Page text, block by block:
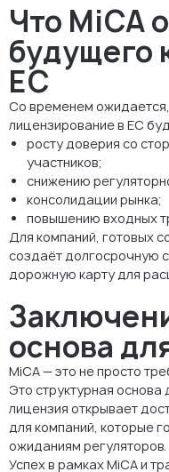
Что MiCA
будущего
ЕС
Со временем ожидается,
лицензирование в ЕС
росту доверия со
участников;
снижению
консолидации рынка;
повышению входных
Для компаний, готовых
создаёт долгосрочную
дорожную карту для
основа
MiCA — это не просто
Это структурная
лицензия открывает
для компаний, которые
ожиданиям регуляторов.
Успех в рамках MiCA и